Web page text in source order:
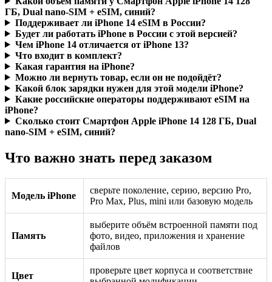
ГБ, Dual nano-SIM + eSIM, синий?
Поддерживает ли iPhone 14 eSIM в России?
Будет ли работать iPhone в России с этой версией?
Чем iPhone 14 отличается от iPhone 13?
Что входит в комплект?
Какая гарантия на iPhone?
Можно ли вернуть товар, если он не подойдёт?
Какой блок зарядки нужен для этой модели iPhone?
Какие российские операторы поддерживают eSIM на
iPhone?
Сколько стоит Смартфон Apple iPhone 14 128 ГБ, Dual
nano-SIM + eSIM, синий?
Что важно знать перед заказом
Модель iPhone
сверьте поколение, серию, версию Pro,
Pro Max, Plus, mini или базовую модель
Память
выберите объём встроенной памяти под
фото, видео, приложения и хранение
файлов
Цвет
проверьте цвет корпуса и соответствие